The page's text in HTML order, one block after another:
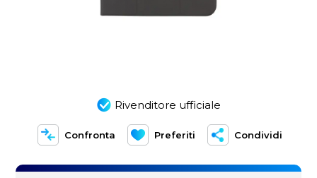
Rivenditore ufficiale
Confronta Preferiti Condividi